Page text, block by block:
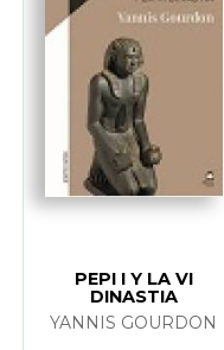
PEPI I Y LA VI
DINASTIA
YANNIS GOURDON